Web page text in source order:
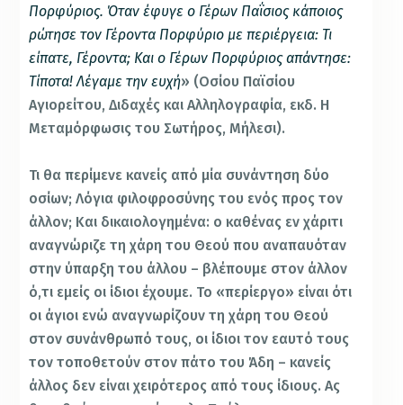
Πορφύριος. Όταν έφυγε ο Γέρων Παΐσιος κάποιος
ρώτησε τον Γέροντα Πορφύριο με περιέργεια: Τι
είπατε, Γέροντα; Και ο Γέρων Πορφύριος απάντησε:
Τίποτα! Λέγαμε την ευχή» (Οσίου Παϊσίου
Αγιορείτου, Διδαχές και Αλληλογραφία, εκδ. Η
Μεταμόρφωσις του Σωτήρος, Μήλεσι).
Τι θα περίμενε κανείς από μία συνάντηση δύο
οσίων; Λόγια φιλοφροσύνης του ενός προς τον
άλλον; Και δικαιολογημένα: ο καθένας εν χάριτι
αναγνώριζε τη χάρη του Θεού που αναπαυόταν
στην ύπαρξη του άλλου – βλέπουμε στον άλλον
ό,τι εμείς οι ίδιοι έχουμε. Το «περίεργο» είναι ότι
οι άγιοι ενώ αναγνωρίζουν τη χάρη του Θεού
στον συνάνθρωπό τους, οι ίδιοι τον εαυτό τους
τον τοποθετούν στον πάτο του Άδη – κανείς
άλλος δεν είναι χειρότερος από τους ίδιους. Ας